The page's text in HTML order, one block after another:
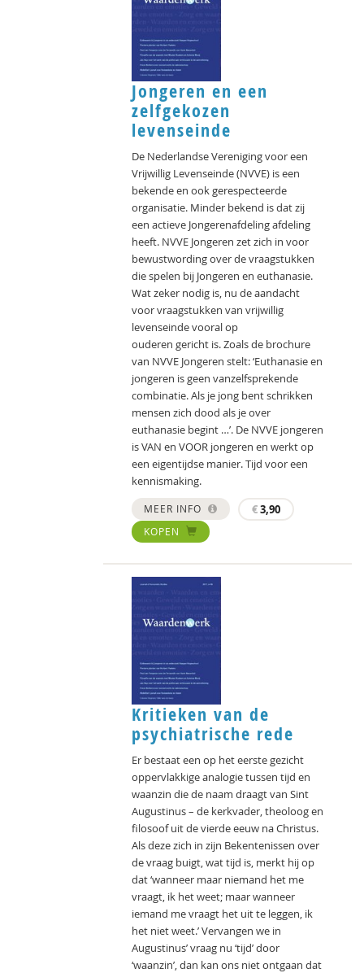
Jongeren en een
zelfgekozen
levenseinde
De Nederlandse Vereniging voor een
Vrijwillig Levenseinde (NVVE) is een
bekende en ook gerespecteerde
organisatie. Minder bekend is dat zij
een actieve Jongerenafdeling afdeling
heeft. NVVE Jongeren zet zich in voor
bewustwording over de vraagstukken
die spelen bij Jongeren en euthanasie.
Wat zeker nodig is, nu de aandacht
voor vraagstukken van vrijwillig
levenseinde vooral op
ouderen gericht is. Zoals de brochure
van NVVE Jongeren stelt: ‘Euthanasie en
jongeren is geen vanzelfsprekende
combinatie. Als je jong bent schrikken
mensen zich dood als je over
euthanasie begint …’. De NVVE jongeren
is VAN en VOOR jongeren en werkt op
een eigentijdse manier. Tijd voor een
kennismaking.
MEER INFO €3,90
KOPEN
Kritieken van de
psychiatrische rede
Er bestaat een op het eerste gezicht
oppervlakkige analogie tussen tijd en
waanzin die de naam draagt van Sint
Augustinus – de kerkvader, theoloog en
filosoof uit de vierde eeuw na Christus.
Als deze zich in zijn Bekentenissen over
de vraag buigt, wat tijd is, merkt hij op
dat ‘wanneer maar niemand het me
vraagt, ik het weet; maar wanneer
iemand me vraagt het uit te leggen, ik
het niet weet.’ Vervangen we in
Augustinus’ vraag nu ‘tijd’ door
‘waanzin’, dan kan ons niet ontgaan dat